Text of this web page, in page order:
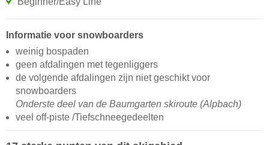
Informatie voor snowboarders
weinig bospaden
geen afdalingen met tegenliggers
de volgende afdalingen zijn niet geschikt voor
snowboarders
Onderste deel van de Baumgarten skiroute (Alpbach)
veel off-piste /Tiefschneegedeelten